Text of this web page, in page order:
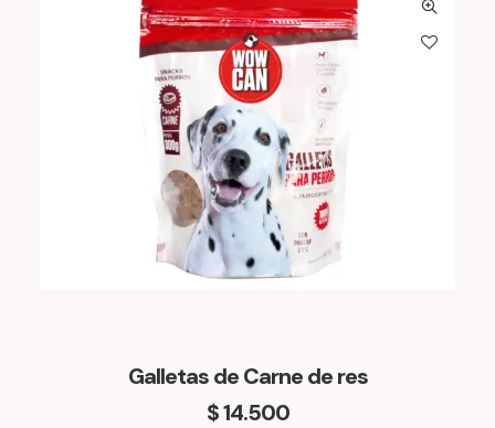
Galletas de Carne de res
$14.500